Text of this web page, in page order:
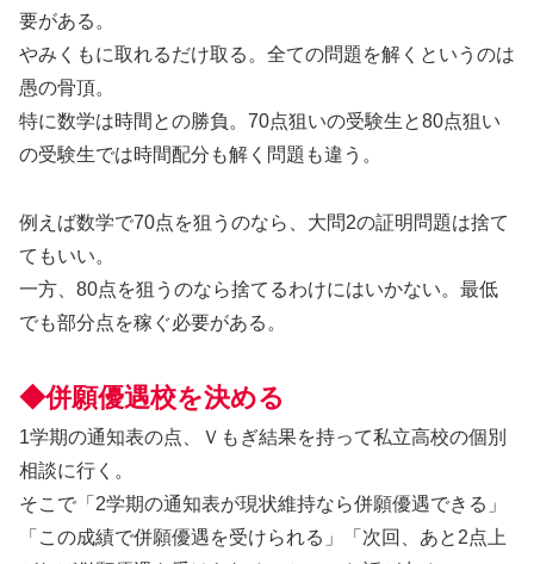
要がある。
やみくもに取れるだけ取る。全ての問題を解くというのは
愚の骨頂。
特に数学は時間との勝負。70点狙いの受験生と80点狙い
の受験生では時間配分も解く問題も違う。
例えば数学で70点を狙うのなら、大問2の証明問題は捨て
てもいい。
一方、80点を狙うのなら捨てるわけにはいかない。最低
でも部分点を稼ぐ必要がある。
◆併願優遇校を決める
1学期の通知表の点、Ｖもぎ結果を持って私立高校の個別
相談に行く。
そこで「2学期の通知表が現状維持なら併願優遇できる」
「この成績で併願優遇を受けられる」「次回、あと2点上